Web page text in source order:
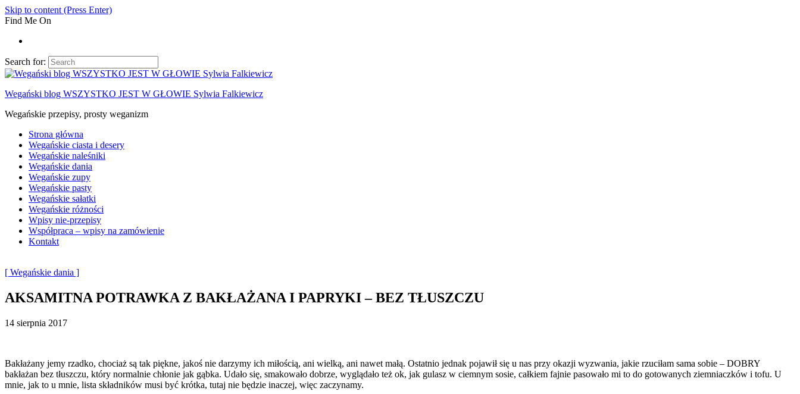
Skip to content (Press Enter)
Find Me On
Search for:
Wegański blog WSZYSTKO JEST W GŁOWIE Sylwia Falkiewicz
Wegańskie przepisy, prosty weganizm
Strona główna
Wegańskie ciasta i desery
Wegańskie naleśniki
Wegańskie dania
Wegańskie zupy
Wegańskie pasty
Wegańskie sałatki
Wegańskie różności
Wpisy nie-przepisy
Współpraca – wpisy na zamówienie
Kontakt
[ Wegańskie dania ]
AKSAMITNA POTRAWKA Z BAKŁAŻANA I PAPRYKI – BEZ TŁUSZCZU
14 sierpnia 2017
Bakłażany jemy rzadko, chociaż są tak piękne, jakoś nie darzymy ich miłością, ani wielką, ani nawet małą. Ostatnio jednak pojawił się u nas przy okazji wyzwania, jakie rzuciłam sama sobie – DOBRY
bakłażan bez tłuszczu, który normalnie chłonie jak gąbka. Udało się, smakowało dobrze, wyglądało też ok, jak gulasz w ciemnym sosie, całkiem fajnie pasowało mi to do gotowanych ziemniaczków i tofu. U
mnie, jak to u mnie, lista składników musi być krótka, tutaj nie będzie inaczej, więc zaczynamy.